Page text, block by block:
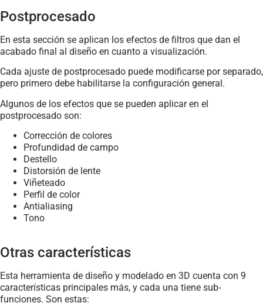
Postprocesado
En esta sección se aplican los efectos de filtros que dan el
acabado final al diseño en cuanto a visualización.
Cada ajuste de postprocesado puede modificarse por separado,
pero primero debe habilitarse la configuración general.
Algunos de los efectos que se pueden aplicar en el
postprocesado son:
Corrección de colores
Profundidad de campo
Destello
Distorsión de lente
Viñeteado
Perfil de color
Antialiasing
Tono
Otras características
Esta herramienta de diseño y modelado en 3D cuenta con 9
características principales más, y cada una tiene sub-
funciones. Son estas: